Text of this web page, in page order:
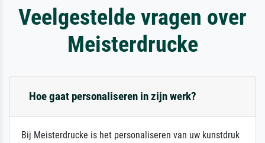
Veelgestelde vragen over
Meisterdrucke
Hoe gaat personaliseren in zijn werk?
Bij Meisterdrucke is het personaliseren van uw kunstdruk